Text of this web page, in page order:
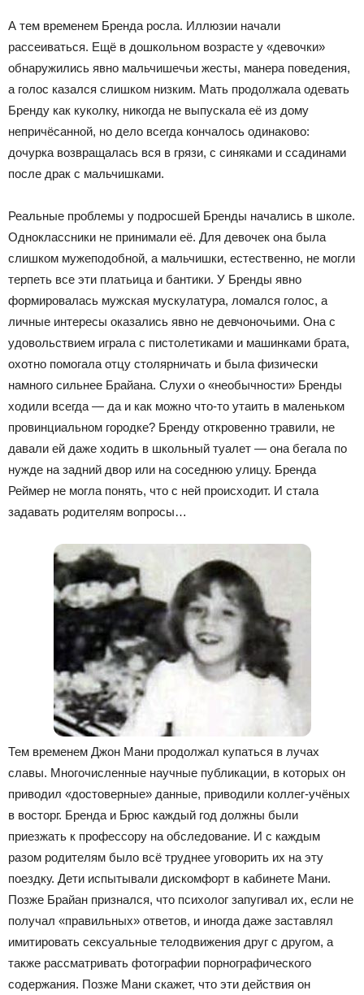
А тем временем Бренда росла. Иллюзии начали
рассеиваться. Ещё в дошкольном возрасте у «девочки»
обнаружились явно мальчишечьи жесты, манера поведения,
а голос казался слишком низким. Мать продолжала одевать
Бренду как куколку, никогда не выпускала её из дому
непричёсанной, но дело всегда кончалось одинаково:
дочурка возвращалась вся в грязи, с синяками и ссадинами
после драк с мальчишками.
Реальные проблемы у подросшей Бренды начались в школе.
Одноклассники не принимали её. Для девочек она была
слишком мужеподобной, а мальчишки, естественно, не могли
терпеть все эти платьица и бантики. У Бренды явно
формировалась мужская мускулатура, ломался голос, а
личные интересы оказались явно не девчоночьими. Она с
удовольствием играла с пистолетиками и машинками брата,
охотно помогала отцу столярничать и была физически
намного сильнее Брайана. Слухи о «необычности» Бренды
ходили всегда — да и как можно что-то утаить в маленьком
провинциальном городке? Бренду откровенно травили, не
давали ей даже ходить в школьный туалет — она бегала по
нужде на задний двор или на соседнюю улицу. Бренда
Реймер не могла понять, что с ней происходит. И стала
задавать родителям вопросы…
Тем временем Джон Мани продолжал купаться в лучах
славы. Многочисленные научные публикации, в которых он
приводил «достоверные» данные, приводили коллег-учёных
в восторг. Бренда и Брюс каждый год должны были
приезжать к профессору на обследование. И с каждым
разом родителям было всё труднее уговорить их на эту
поездку. Дети испытывали дискомфорт в кабинете Мани.
Позже Брайан признался, что психолог запугивал их, если не
получал «правильных» ответов, и иногда даже заставлял
имитировать сексуальные телодвижения друг с другом, а
также рассматривать фотографии порнографического
содержания. Позже Мани скажет, что эти действия он